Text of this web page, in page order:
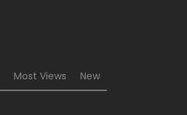
Most Views New